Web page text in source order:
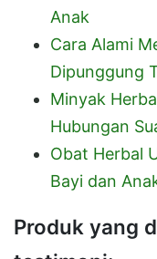
Anak
Cara Alami
Dipunggung
Minyak
Hubungan
Obat Herbal
Bayi dan
Produk yang